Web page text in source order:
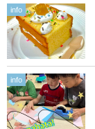
info
info